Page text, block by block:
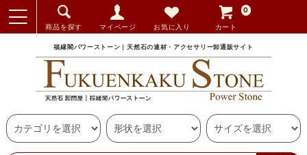
商品を探す マイページ お気に入り カート
0
福縁閣パワーストーン｜天然石の連材・アクセサリー卸通販サイト